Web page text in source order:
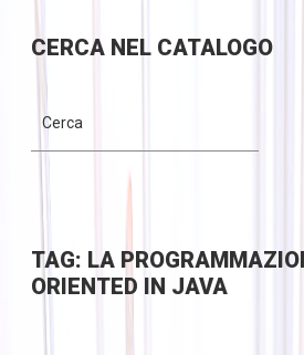
CERCANEL CATALOGO
TAG: LA
ORIENTED IN JAVA